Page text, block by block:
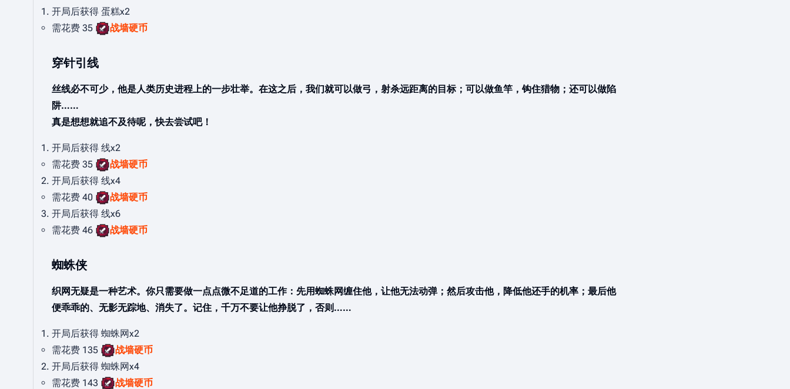
开局后获得 蛋糕x2
需花费 35
战墙硬币
穿针引线
丝线必不可少，他是人类历史进程上的一步壮举。在这之后，我们就可以做弓，射杀远距离的目标；可以做鱼竿，钩住猎物；还可以做陷
阱……
真是想想就追不及待呢，快去尝试吧！
开局后获得 线x2
需花费 35
战墙硬币
开局后获得 线x4
需花费 40
战墙硬币
开局后获得 线x6
需花费 46
战墙硬币
蜘蛛侠
织网无疑是一种艺术。你只需要做一点点微不足道的工作：先用蜘蛛网缠住他，让他无法动弹；然后攻击他，降低他还手的机率；最后他
便乖乖的、无影无踪地、消失了。记住，千万不要让他挣脱了，否则……
开局后获得 蜘蛛网x2
需花费 135
战墙硬币
开局后获得 蜘蛛网x4
需花费 143
战墙硬币